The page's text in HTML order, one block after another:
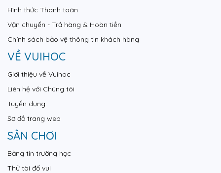
Hình thức Thanh toán
Vận chuyển - Trả hàng & Hoàn tiền
Chính sách bảo vệ thông tin khách hàng
VỀ VUIHOC
Giới thiệu về Vuihoc
Liên hệ với Chúng tôi
Tuyển dụng
Sơ đồ trang web
SÂN CHƠI
Bảng tin trường học
Thử tài đố vui